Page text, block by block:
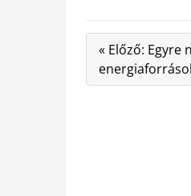
« Előző: Egyre